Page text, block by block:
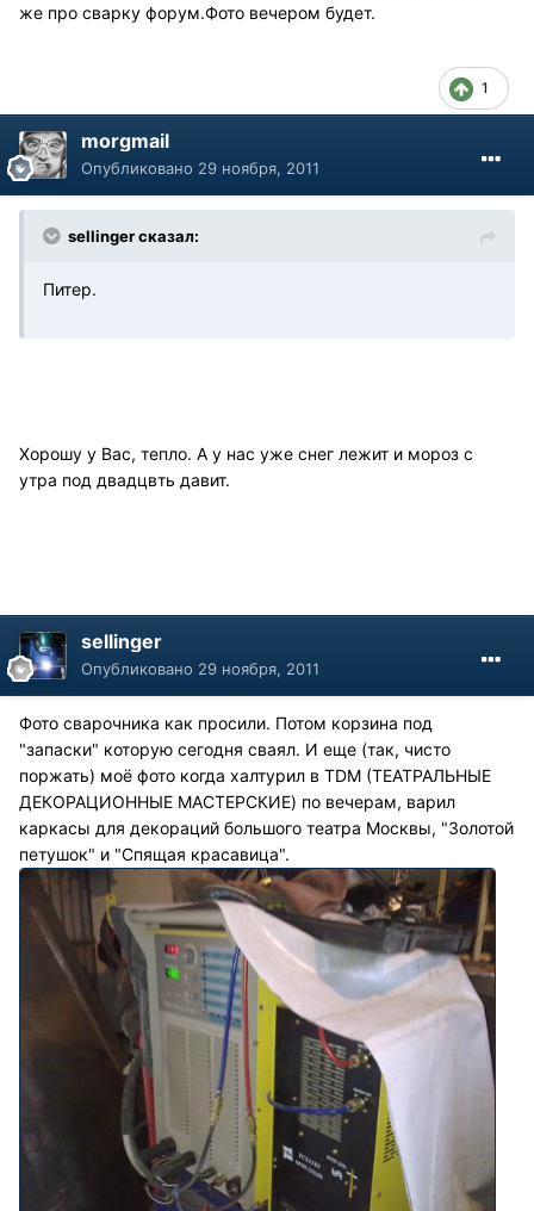
же про сварку форум.Фото вечером будет.
1
morgmail
Опубликовано 29 ноября, 2011
sellinger сказал:
Питер.
Хорошу у Вас, тепло. А у нас уже снег лежит и мороз с
утра под двадцвть давит.
sellinger
Опубликовано 29 ноября, 2011
Фото сварочника как просили. Потом корзина под
"запаски" которую сегодня сваял. И еще (так, чисто
поржать) моё фото когда халтурил в TDM (ТЕАТРАЛЬНЫЕ
ДЕКОРАЦИОННЫЕ МАСТЕРСКИЕ) по вечерам, варил
каркасы для декораций большого театра Москвы, "Золотой
петушок" и "Спящая красавица".